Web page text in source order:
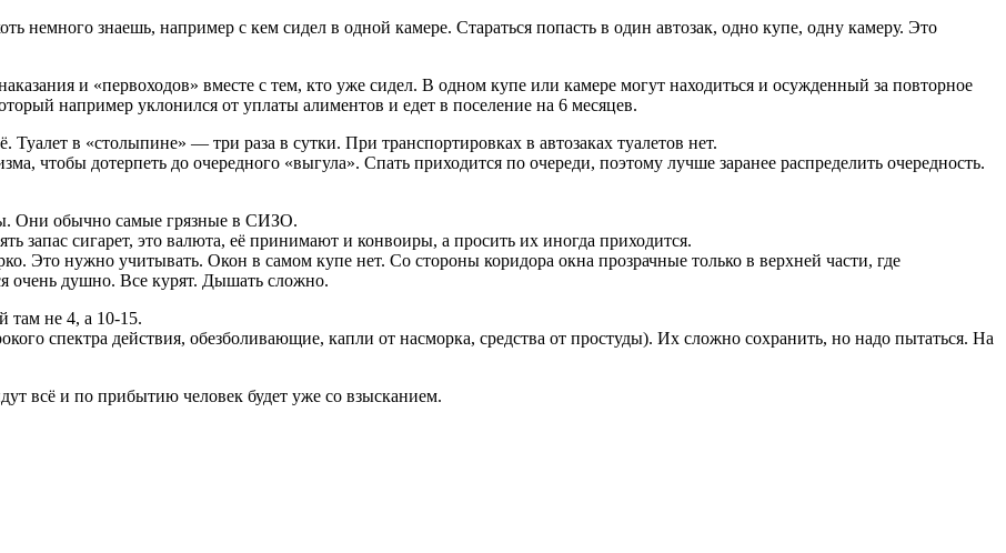
немного знаешь, например с кем сидел в одной камере. Стараться попасть в один автозак, одно купе, одну камеру. Это
и «первоходов» вместе с тем, кто уже сидел. В одном купе или камере могут находиться и осужденный за повторное
например уклонился от уплаты алиментов и едет в поселение на 6 месяцев.
Туалет в «столыпине» — три раза в сутки. При транспортировках в автозаках туалетов нет.
чтобы дотерпеть до очередного «выгула». Спать приходится по очереди, поэтому лучше заранее распределить очередность.
Они обычно самые грязные в СИЗО.
запас сигарет, это валюта, её принимают и конвоиры, а просить их иногда приходится.
Это нужно учитывать. Окон в самом купе нет. Со стороны коридора окна прозрачные только в верхней части, где
очень душно. Все курят. Дышать сложно.
там не 4, а 10-15.
спектра действия, обезболивающие, капли от насморка, средства от простуды). Их сложно сохранить, но надо пытаться. На
и по прибытию человек будет уже со взысканием.